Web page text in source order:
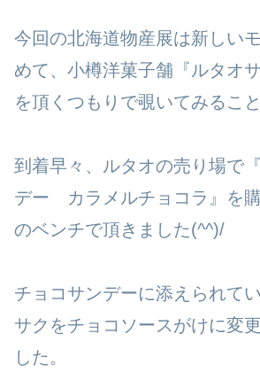
今回の北海道物産展は新しい
めて、小樽洋菓子舗『ルタオ
を頂くつもりで覗いてみるこ
到着早々、ルタオの売り場で
デー カラメルチョコラ』を購
のベンチで頂きました(^^)/
チョコサンデーに添えられて
サクをチョコソースがけに変
した。